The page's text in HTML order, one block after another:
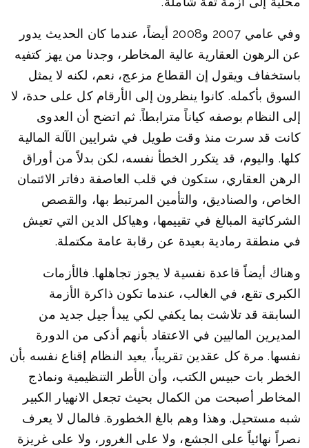
وفي عامي 2007 و2008 أيضاً، عندما كان الحديث يدور
عن الرهون العقارية عالية المخاطر، وجدنا من يهز كتفيه
باستخفاف ويقول إن القطاع مزعج، نعم، لكنه لا يمثل
السوق بأكمله. كانوا ينظرون إلى الأرقام كل على حدة، لا
إلى النظام بوصفه كياناً مترابطاً. ثم اتضح أن العدوى
كانت قد سرت منذ وقت طويل في شرايين الآلة المالية
كلها. واليوم، قد يتكرر الخطأ نفسه، لكن بدلاً من أوراق
الرهن العقاري، ستكون في قلب العاصفة دفاتر الائتمان
الخاص، والصناديق، والتأمين المرتبط بها، والقصص
الشركاتية المبالغ في تقييمها، وهياكل الدين التي تعيش
في منطقة رمادية بعيدة عن رقابة عامة مكتملة.
وهناك أيضاً قاعدة نفسية لا يجوز تجاهلها. فالأزمات
الكبرى تقع، في الغالب، عندما تكون ذاكرة الأزمة
السابقة قد تلاشت بما يكفي لكي يبدأ جيل جديد من
المديرين الماليين في الاعتقاد بأنهم أذكى من الدورة
نفسها. مرة كل عقدين تقريباً، يعيد النظام إقناع نفسه بأن
الخطر بات حبيس الكتب، وأن الأطر التنظيمية ونماذج
المخاطر أصبحت من الكمال بحيث تجعل الانهيار الكبير
شبه مستحيل. وهذا وهم بالغ الخطورة. فالمال لا يعرف
نصراً نهائياً على الجشع، ولا على الغرور، ولا على غريزة